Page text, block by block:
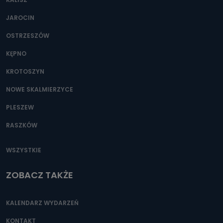
JAROCIN
OSTRZESZÓW
KĘPNO
KROTOSZYN
NOWE SKALMIERZYCE
PLESZEW
RASZKÓW
WSZYSTKIE
ZOBACZ TAKŻE
KALENDARZ WYDARZEŃ
KONTAKT